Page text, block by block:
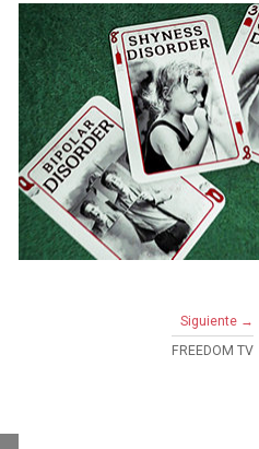
Siguiente →
FREEDOM TV